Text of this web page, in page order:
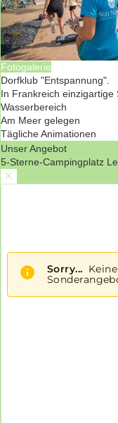
Fotogalerie
Dorfklub "Entspannung".
In Frankreich einzigartige
Wasserbereich
Am Meer gelegen
Tägliche Animationen
Unser Angebot
5-Sterne-Campingplatz